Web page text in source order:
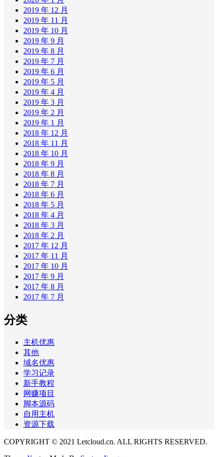
2019 年 12 月
2019 年 11 月
2019 年 10 月
2019 年 9 月
2019 年 8 月
2019 年 7 月
2019 年 6 月
2019 年 5 月
2019 年 4 月
2019 年 3 月
2019 年 2 月
2019 年 1 月
2018 年 12 月
2018 年 11 月
2018 年 10 月
2018 年 9 月
2018 年 8 月
2018 年 7 月
2018 年 6 月
2018 年 5 月
2018 年 4 月
2018 年 3 月
2018 年 2 月
2017 年 12 月
2017 年 11 月
2017 年 10 月
2017 年 9 月
2017 年 8 月
2017 年 7 月
分类
主机优惠
其他
域名优惠
学习记录
新手教程
网赚项目
脚本源码
自用主机
资源下载
COPYRIGHT © 2021 Letcloud.cn. ALL RIGHTS RESERVED.